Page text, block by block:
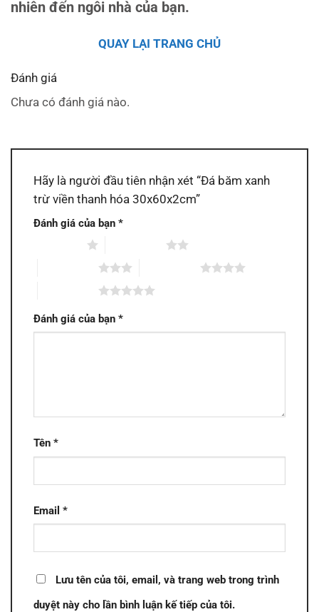
nhiên đến ngôi nhà của bạn.
QUAY LẠI TRANG CHỦ
Đánh giá
Chưa có đánh giá nào.
Hãy là người đầu tiên nhận xét “Đá băm xanh
trừ viền thanh hóa 30x60x2cm”
Đánh giá của bạn *
Đánh giá của bạn *
Tên *
Email *
Lưu tên của tôi, email, và trang web trong trình
duyệt này cho lần bình luận kế tiếp của tôi.